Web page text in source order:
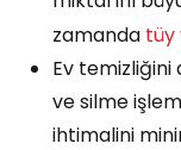
zamanda tüy
Ev temizliğini
ve silme
ihtimalini